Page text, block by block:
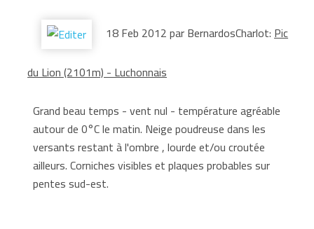
18 Feb 2012 par BernardosCharlot:Pic
du Lion (2101m) - Luchonnais
Grand beau temps - vent nul - température agréable
autour de 0°C le matin. Neige poudreuse dans les
versants restant à l'ombre , lourde et/ou croutée
ailleurs. Corniches visibles et plaques probables sur
pentes sud-est.